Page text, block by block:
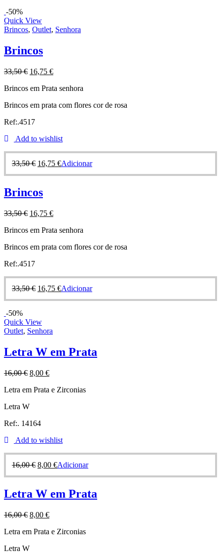
-50%
Quick View
Brincos, Outlet, Senhora
Brincos
33,50€ 16,75 €
Brincos em Prata senhora
Brincos em prata com flores cor de rosa
Ref:.4517
Add to wishlist
33,50€ 16,75 €Adicionar
Brincos
33,50€ 16,75 €
Brincos em Prata senhora
Brincos em prata com flores cor de rosa
Ref:.4517
33,50€ 16,75 €Adicionar
-50%
Quick View
Outlet, Senhora
Letra W em Prata
16,00€ 8,00 €
Letra em Prata e Zirconias
Letra W
Ref:. 14164
Add to wishlist
16,00€ 8,00 €Adicionar
Letra W em Prata
16,00€ 8,00 €
Letra em Prata e Zirconias
Letra W